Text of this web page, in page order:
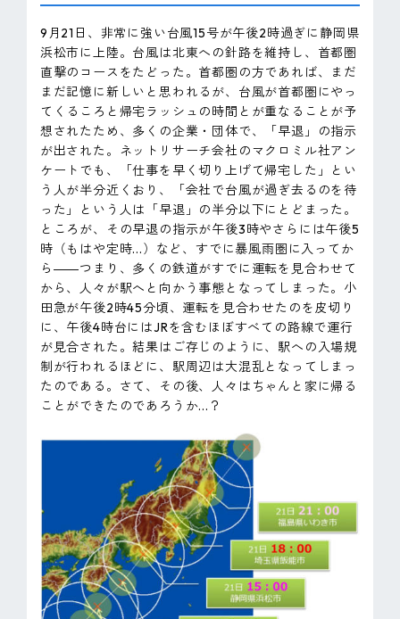
9月21日、非常に強い台風15号が午後2時過ぎに静岡県
浜松市に上陸。台風は北東への針路を維持し、首都圏
直撃のコースをたどった。首都圏の方であれば、まだ
まだ記憶に新しいと思われるが、台風が首都圏にやっ
てくるころと帰宅ラッシュの時間とが重なることが予
想されたため、多くの企業・団体で、「早退」の指示
が出された。ネットリサーチ会社のマクロミル社アン
ケートでも、「仕事を早く切り上げて帰宅した」とい
う人が半分近くおり、「会社で台風が過ぎ去るのを待
った」という人は「早退」の半分以下にとどまった。
ところが、その早退の指示が午後3時やさらには午後5
時（もはや定時...）など、すでに暴風雨圏に入ってか
ら――つまり、多くの鉄道がすでに運転を見合わせて
から、人々が駅へと向かう事態となってしまった。小
田急が午後2時45分頃、運転を見合わせたのを皮切り
に、午後4時台にはJRを含むほぼすべての路線で運行
が見合された。結果はご存じのように、駅への入場規
制が行われるほどに、駅周辺は大混乱となってしまっ
たのである。さて、その後、人々はちゃんと家に帰る
ことができたのであろうか...？